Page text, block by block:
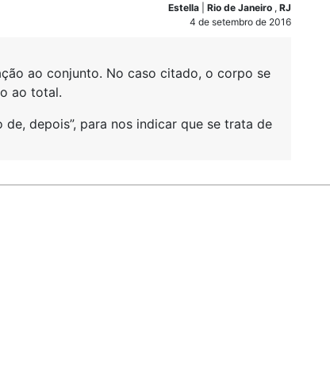
Estella Rio de Janeiro , RJ
4 de setembro de 2016
ao conjunto. No caso citado, o corpo se
ao total.
depois”, para nos indicar que se trata de